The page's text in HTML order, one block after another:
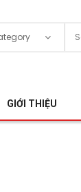
GIỚI THIỆU